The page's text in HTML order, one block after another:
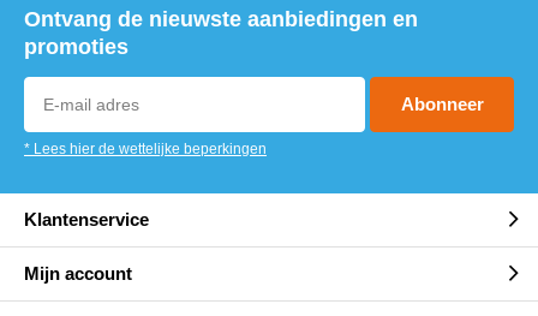
Ontvang de nieuwste aanbiedingen en
promoties
Abonneer
* Lees hier de wettelijke beperkingen
Klantenservice
Mijn account